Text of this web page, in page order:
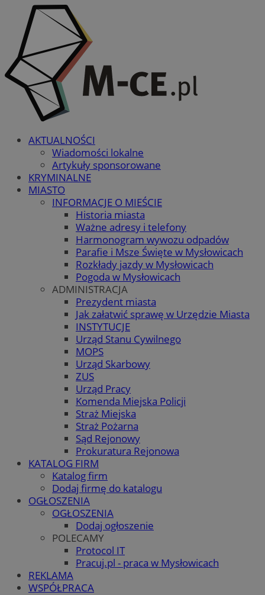
AKTUALNOŚCI
Wiadomości lokalne
Artykuły sponsorowane
KRYMINALNE
MIASTO
INFORMACJE O MIEŚCIE
Historia miasta
Ważne adresy i telefony
Harmonogram wywozu odpadów
Parafie i Msze Święte w Mysłowicach
Rozkłady jazdy w Mysłowicach
Pogoda w Mysłowicach
ADMINISTRACJA
Prezydent miasta
Jak załatwić sprawę w Urzędzie Miasta
INSTYTUCJE
Urząd Stanu Cywilnego
MOPS
Urząd Skarbowy
ZUS
Urząd Pracy
Komenda Miejska Policji
Straż Miejska
Straż Pożarna
Sąd Rejonowy
Prokuratura Rejonowa
KATALOG FIRM
Katalog firm
Dodaj firmę do katalogu
OGŁOSZENIA
OGŁOSZENIA
Dodaj ogłoszenie
POLECAMY
Protocol IT
Pracuj.pl - praca w Mysłowicach
REKLAMA
WSPÓŁPRACA